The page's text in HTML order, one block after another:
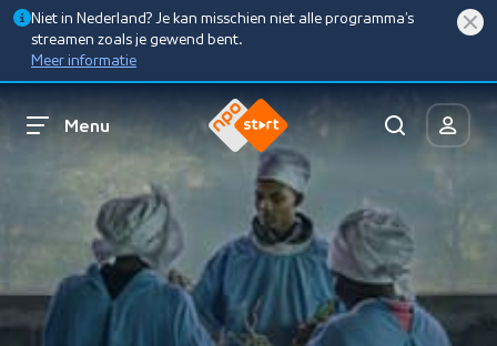
Niet in Nederland? Je kan misschien niet alle programma’s
streamen zoals je gewend bent.
Meer informatie
Menu